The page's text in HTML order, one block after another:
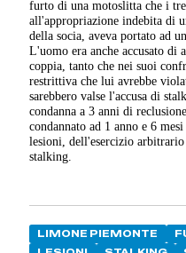
furto di una motoslitta che i
all'appropriazione indebita di
della socia, aveva portato ad
L'uomo era anche accusato di
coppia, tanto che nei suoi
restrittiva che lui avrebbe
sarebbero valse l'accusa di
condanna a 3 anni di
condannato ad 1 anno e 6
lesioni, dell'esercizio
stalking.
LIMONE PIEMONTE